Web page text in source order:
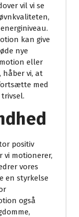
vil vi se
kan give
nye
eller
håber vi, at
med
positiv
vi motionerer,
vores
en styrkelse
også